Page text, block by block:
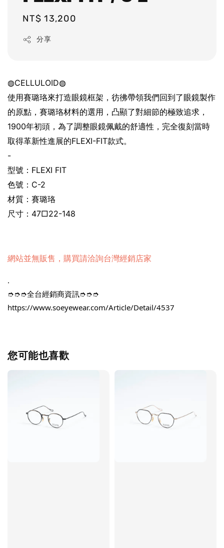
Regular
NT$ 13,200
分享
◍CELLULOID◍
使用賽璐珞來打造眼鏡框架，彷彿帶領我們回到了眼鏡製作
的原點，賽璐珞材料的選用，凸顯了對細節的極致追求，
1900年初頭，為了調整眼鏡佩戴的舒適性，完全復刻當時
取得革新性進展的FLEXI-FIT款式。
-
型號：FLEXI FIT
色號：C-2
材質：賽璐珞
尺寸：47□22-148
網站並無販售，購買請洽詢台灣經銷店家
.
➮➮➮全台經銷商資訊➮➮➮
https://www.soeyewear.com/Article/Detail/4537
您可能也喜歡